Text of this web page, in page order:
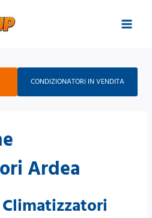
CONDIZIONATORI IN VENDITA
Ardea